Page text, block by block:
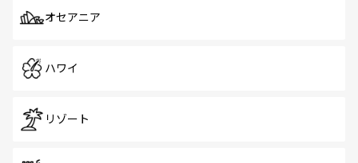
オセアニア
ハワイ
リゾート